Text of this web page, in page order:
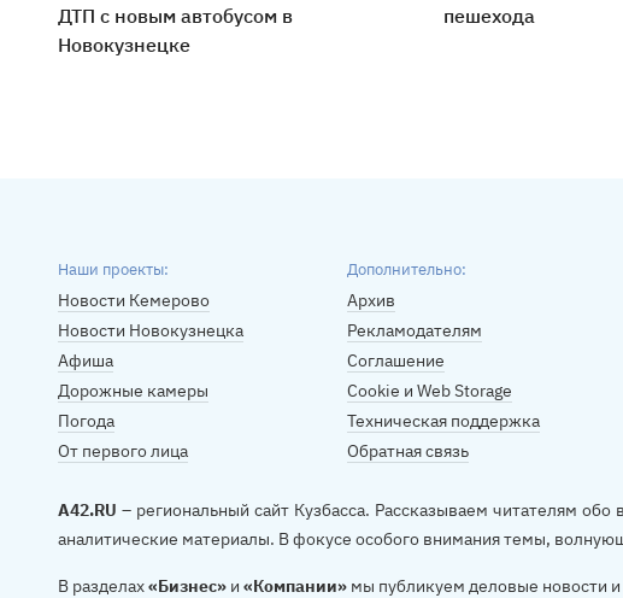
ДТП с новым автобусом в
Новокузнецке
пешехода
Наши проекты:
Новости Кемерово
Новости Новокузнецка
Афиша
Дорожные камеры
Погода
От первого лица
Дополнительно:
Архив
Рекламодателям
Соглашение
Cookie и Web Storage
Техническая поддержка
Обратная связь
A42.RU – региональный сайт Кузбасса. Рассказываем читателям
аналитические материалы. В фокусе особого внимания темы,
В разделах«Бизнес» и «Компании» мы публикуем деловые новости